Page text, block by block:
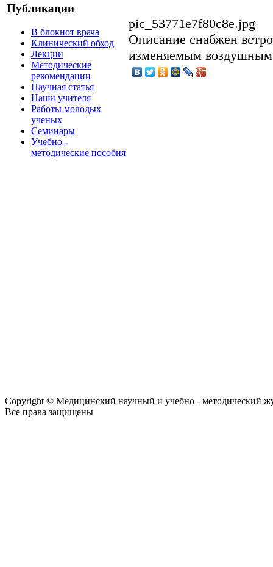
Публикации
В блокнот врача
Клинический обход
Лекции
Методические
рекомендации
Научная статья
Наши учителя
Работы молодых
ученых
Семинары
Учебно -
методические пособия
pic_53771e7f80c8e.jpg
Описание снабжен
изменяемым
Copyright © Медицинский научный и учебно - методический
Все права защищены